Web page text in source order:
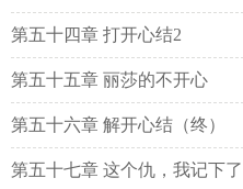
第五十四章 打开心结2
第五十五章 丽莎的不开心
第五十六章 解开心结（终）
第五十七章 这个仇，我记下了